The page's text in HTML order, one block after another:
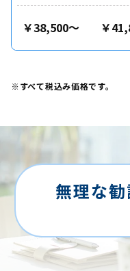
￥38,500～ ￥
※すべて税込み価格です。
無理な